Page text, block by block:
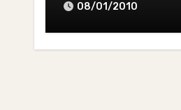
08/01/2010